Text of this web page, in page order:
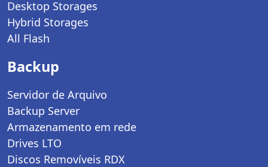
Desktop Storages
Hybrid Storages
All Flash
Backup
Servidor de Arquivo
Backup Server
Armazenamento em rede
Drives LTO
Discos Removíveis RDX